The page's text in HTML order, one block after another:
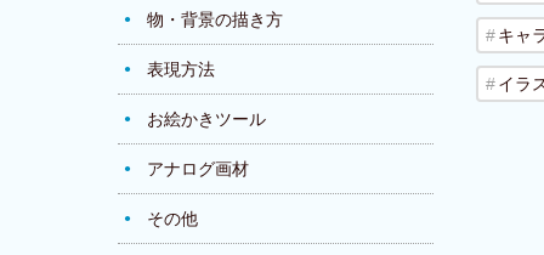
物・背景の描き方
表現方法
お絵かきツール
アナログ画材
その他
キャ
イラ